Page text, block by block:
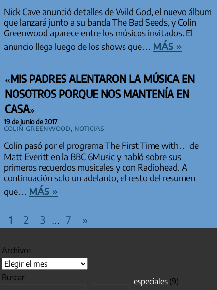
Nick Cave anunció detalles de Wild God, el nuevo álbum
que lanzará junto a su banda The Bad Seeds, y Colin
Greenwood aparece entre los músicos invitados. El
anuncio llega luego de los shows que… más »
«MIS PADRES ALENTARON LA MÚSICA EN
NOSOTROS PORQUE NOS MANTENÍA EN
CASA»
19 de junio de 2017
Colin Greenwood, Noticias
Colin pasó por el programa The First Time with… de
Matt Everitt en la BBC 6Music y habló sobre sus
primeros recuerdos musicales y con Radiohead. A
continuación solo un adelanto; el resto del resumen
que… más »
PAGINACIÓN DE ENTRADAS
1 2 3 … 7
Entradas
»
Archivos
Buscar
especiales (9)